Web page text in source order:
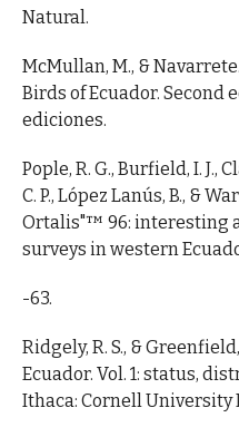
Natural.
McMullan, M., &
Birds of Ecuador. Second
ediciones.
Pople, R. G., Burfield, I. J.,
C. P., López Lanús, B., &
Ortalis"™ 96: interesting
surveys in western
-63.
Ridgely, R. S., &
Ecuador. Vol. 1: status,
Ithaca: Cornell University